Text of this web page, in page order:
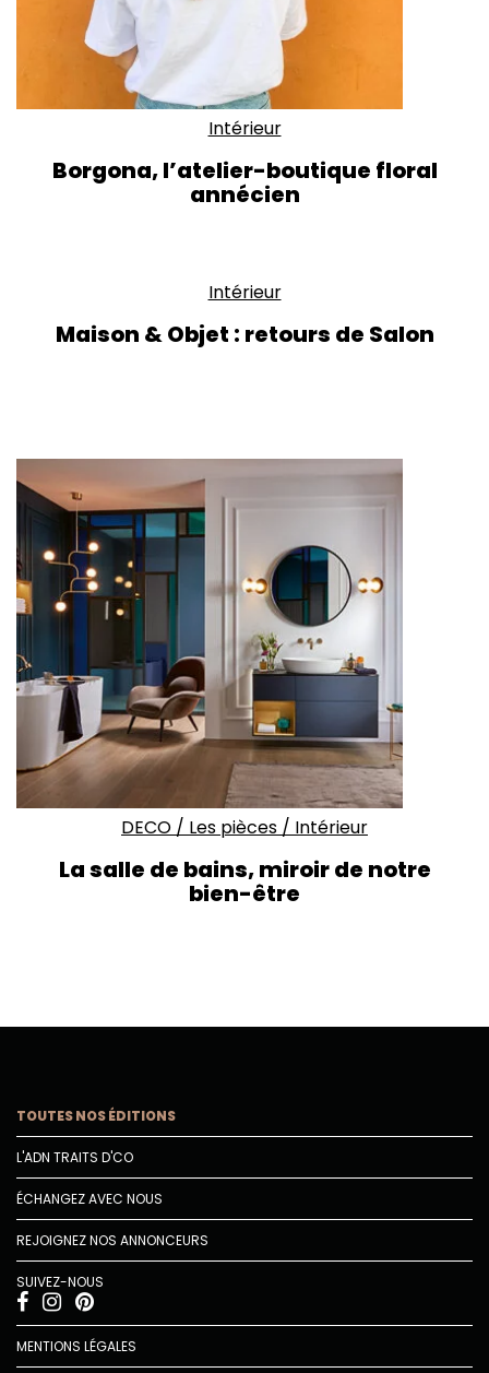
Intérieur
Borgona, l’atelier-boutique floral
annécien
Intérieur
Maison & Objet : retours de Salon
DECO / Les pièces / Intérieur
La salle de bains, miroir de notre
bien-être
TOUTES NOS ÉDITIONS
L'ADN TRAITS D'CO
ÉCHANGEZ AVEC NOUS
REJOIGNEZ NOS ANNONCEURS
SUIVEZ-NOUS
MENTIONS LÉGALES